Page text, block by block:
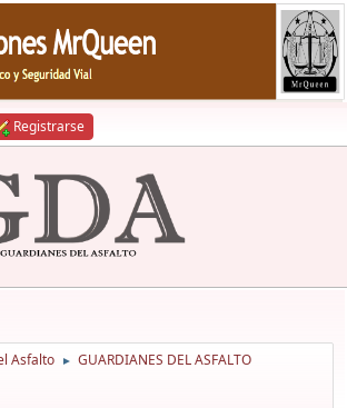
Registrarse
Asfalto ► GUARDIANES DEL ASFALTO